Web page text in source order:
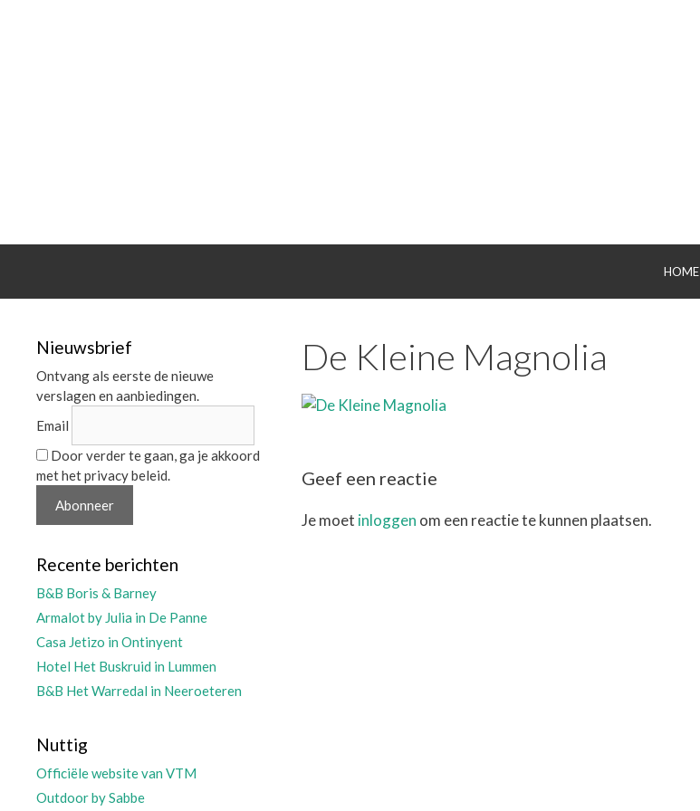
HOME
De Kleine Magnolia
Geef een reactie
Je moet inloggen om een reactie te kunnen plaatsen.
Nieuwsbrief
Ontvang als eerste de nieuwe
verslagen en aanbiedingen.
Email
Door verder te gaan, ga je akkoord
met het privacy beleid.
Recente berichten
B&B Boris & Barney
Armalot by Julia in De Panne
Casa Jetizo in Ontinyent
Hotel Het Buskruid in Lummen
B&B Het Warredal in Neeroeteren
Nuttig
Officiële website van VTM
Outdoor by Sabbe